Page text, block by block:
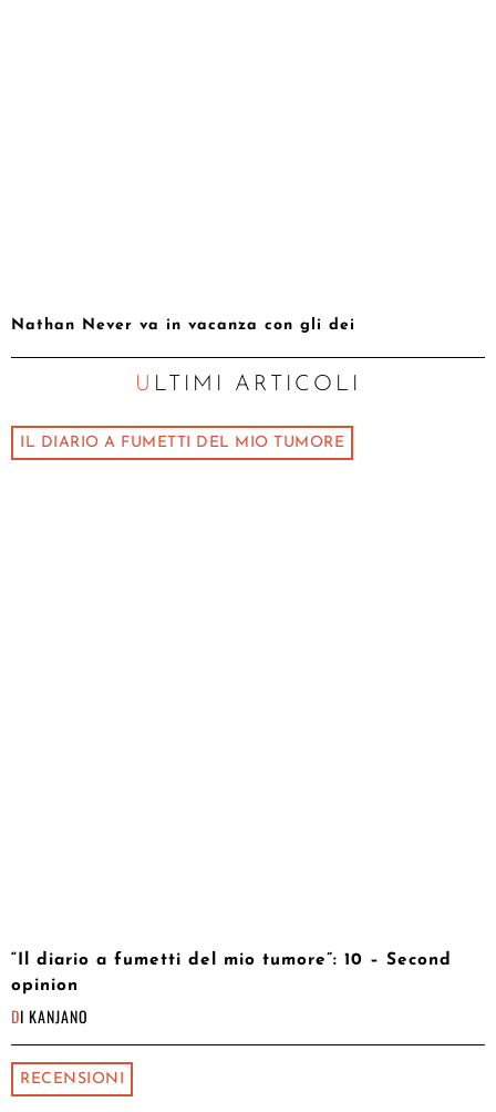
Nathan Never va in vacanza con gli dei
ULTIMI ARTICOLI
IL DIARIO A FUMETTI DEL MIO TUMORE
“Il diario a fumetti del mio tumore”: 10 – Second
opinion
DI KANJANO
RECENSIONI